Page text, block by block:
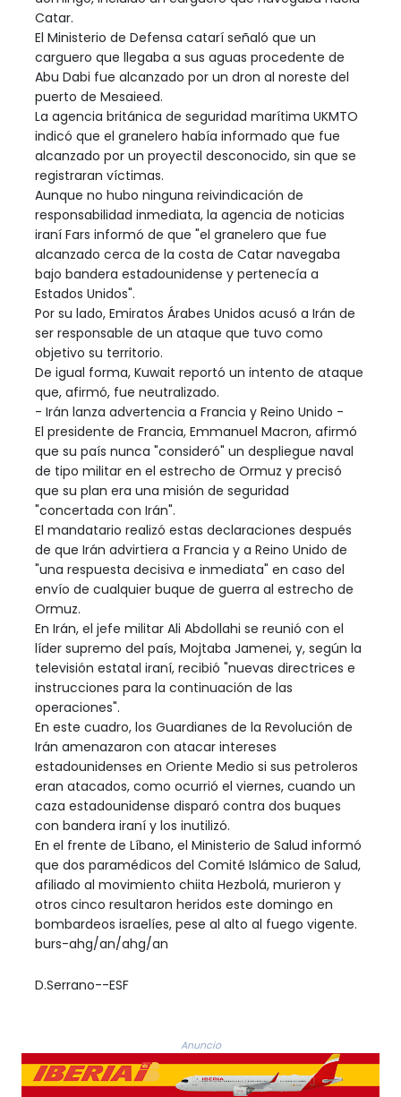
Catar.
El Ministerio de Defensa catarí señaló que un
carguero que llegaba a sus aguas procedente de
Abu Dabi fue alcanzado por un dron al noreste del
puerto de Mesaieed.
La agencia británica de seguridad marítima UKMTO
indicó que el granelero había informado que fue
alcanzado por un proyectil desconocido, sin que se
registraran víctimas.
Aunque no hubo ninguna reivindicación de
responsabilidad inmediata, la agencia de noticias
iraní Fars informó de que "el granelero que fue
alcanzado cerca de la costa de Catar navegaba
bajo bandera estadounidense y pertenecía a
Estados Unidos".
Por su lado, Emiratos Árabes Unidos acusó a Irán de
ser responsable de un ataque que tuvo como
objetivo su territorio.
De igual forma, Kuwait reportó un intento de ataque
que, afirmó, fue neutralizado.
- Irán lanza advertencia a Francia y Reino Unido -
El presidente de Francia, Emmanuel Macron, afirmó
que su país nunca "consideró" un despliegue naval
de tipo militar en el estrecho de Ormuz y precisó
que su plan era una misión de seguridad
"concertada con Irán".
El mandatario realizó estas declaraciones después
de que Irán advirtiera a Francia y a Reino Unido de
"una respuesta decisiva e inmediata" en caso del
envío de cualquier buque de guerra al estrecho de
Ormuz.
En Irán, el jefe militar Ali Abdollahi se reunió con el
líder supremo del país, Mojtaba Jamenei, y, según la
televisión estatal iraní, recibió "nuevas directrices e
instrucciones para la continuación de las
operaciones".
En este cuadro, los Guardianes de la Revolución de
Irán amenazaron con atacar intereses
estadounidenses en Oriente Medio si sus petroleros
eran atacados, como ocurrió el viernes, cuando un
caza estadounidense disparó contra dos buques
con bandera iraní y los inutilizó.
En el frente de Líbano, el Ministerio de Salud informó
que dos paramédicos del Comité Islámico de Salud,
afiliado al movimiento chiita Hezbolá, murieron y
otros cinco resultaron heridos este domingo en
bombardeos israelíes, pese al alto al fuego vigente.
burs-ahg/an/ahg/an
D.Serrano--ESF
Anuncio